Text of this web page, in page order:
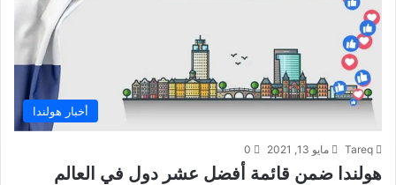
أخبار هولندا
Tareq مايو 13, 2021 0
هولندا ضمن قائمة أفضل عشر دول في العالم